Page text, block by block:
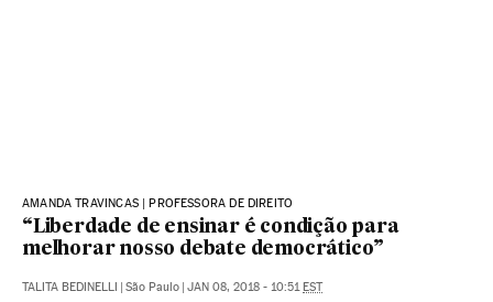
AMANDA TRAVINCAS | PROFESSORA DE DIREITO
“Liberdade de ensinar é condição para
melhorar nosso debate democrático”
TALITA BEDINELLI | São Paulo | JAN 08, 2018 - 10:51EST